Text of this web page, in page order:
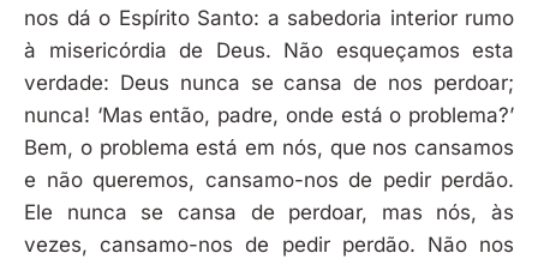
nos dá o Espírito Santo: a sabedoria interior rumo
à misericórdia de Deus. Não esqueçamos esta
verdade: Deus nunca se cansa de nos perdoar;
nunca! ‘Mas então, padre, onde está o problema?’
Bem, o problema está em nós, que nos cansamos
e não queremos, cansamo-nos de pedir perdão.
Ele nunca se cansa de perdoar, mas nós, às
vezes, cansamo-nos de pedir perdão. Não nos